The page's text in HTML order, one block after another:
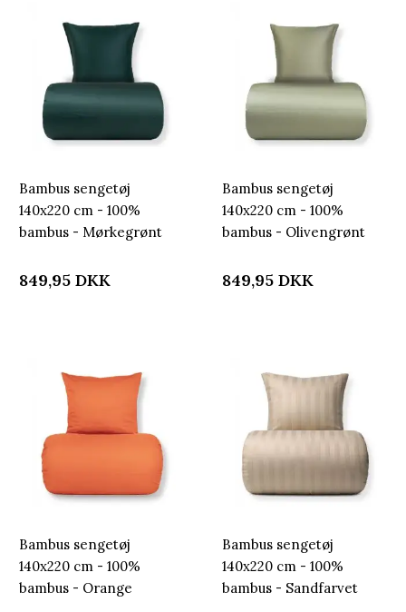
Bambus sengetøj
140x220 cm - 100%
bambus - Mørkegrønt
849,95 DKK
Bambus sengetøj
140x220 cm - 100%
bambus - Olivengrønt
849,95 DKK
Bambus sengetøj
140x220 cm - 100%
bambus - Orange
Bambus sengetøj
140x220 cm - 100%
bambus - Sandfarvet